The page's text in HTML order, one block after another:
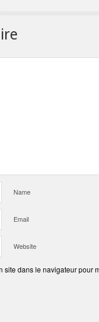
Name
Email
Website
site dans le navigateur pour